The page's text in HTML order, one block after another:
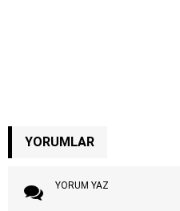
YORUMLAR
YORUM YAZ